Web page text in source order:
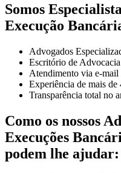
Somos
Execução
Advogados
Escritório de
Atendimento via e-
Experiência de mais de
Transparência total no
Como os nossos
Execuções
podem lhe ajudar: